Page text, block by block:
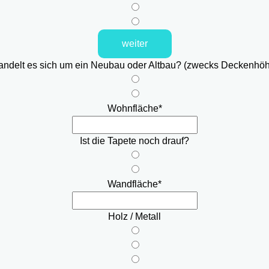
weiter
es sich um ein Neubau oder Altbau? (zwecks
Wohnfläche*
Ist die Tapete noch drauf?
Wandfläche*
Holz / Metall